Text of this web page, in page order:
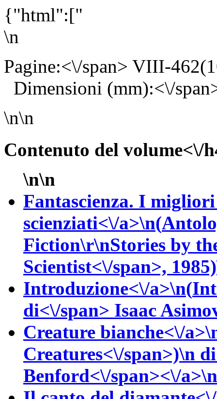
{"html":["
\n
Pagine:<\/span> VIII-
Dimensioni (mm):<\/
\n\n
Contenuto del volume<\/
\n\n
Fantascienza. I
scienziati<\/a>\n(
Fiction\r\nStories by
Scientist<\/span>,
Introduzione<\/a>\n(
di<\/span> Isaac
Creature bianche<\/
Creatures<\/span>)\n
Benford<\/span><\/